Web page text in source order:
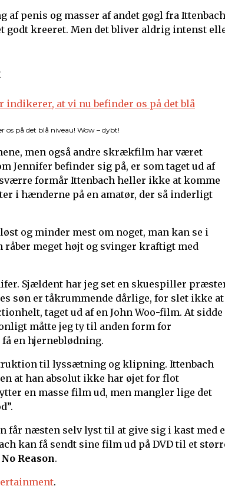
penis og masser af andet gøgl fra Ittenbach
godt kreeret. Men det bliver aldrig intenst
på det blå niveau! Wow – dybt!
men også andre skrækfilm har været
Jennifer befinder sig på, er som taget ud af
formår Ittenbach heller ikke at komme
i hænderne på en amatør, der så inderligt
og minder mest om noget, man kan se i
meget højt og svinger kraftigt med
Sjældent har jeg set en skuespiller
søn er tåkrummende dårlige, for slet ikke at
taget ud af en John Woo-film. At sidde
måtte jeg ty til anden form for
en hjerneblødning.
til lyssætning og klipning. Ittenbach
at han absolut ikke har øjet for flot
en masse film ud, men mangler lige det
får næsten selv lyst til at give sig i kast med
kan få sendt sine film ud på DVD til et
No Reason.
.